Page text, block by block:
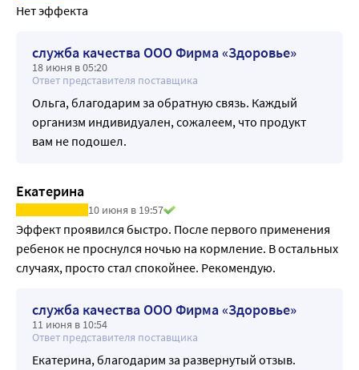
Нет эффекта
служба качества ООО Фирма «Здоровье»
18 июня в 05:20
Ответ представителя поставщика
Ольга, благодарим за обратную связь. Каждый
организм индивидуален, сожалеем, что продукт
вам не подошел.
Екатерина
10 июня в 19:57
Эффект проявился быстро. После первого применения
ребенок не проснулся ночью на кормление. В остальных
случаях, просто стал спокойнее. Рекомендую.
служба качества ООО Фирма «Здоровье»
11 июня в 10:54
Ответ представителя поставщика
Екатерина, благодарим за развернутый отзыв.